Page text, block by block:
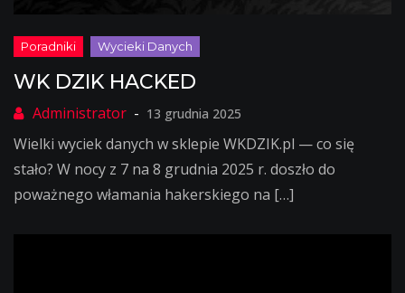
WK DZIK HACKED
13 grudnia 2025
Wielki wyciek danych w sklepie WKDZIK.pl — co się
stało? W nocy z 7 na 8 grudnia 2025 r. doszło do
poważnego włamania hakerskiego na […]